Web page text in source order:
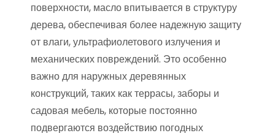
поверхности, масло впитывается в структуру
дерева, обеспечивая более надежную защиту
от влаги, ультрафиолетового излучения и
механических повреждений. Это особенно
важно для наружных деревянных
конструкций, таких как террасы, заборы и
садовая мебель, которые постоянно
подвергаются воздействию погодных